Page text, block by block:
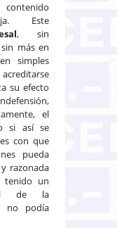
Este
, sin
más en
simples
su efecto
el
si así se
con que
pueda
razonada
un
de la
no podía